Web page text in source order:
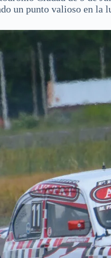
un punto valioso en la